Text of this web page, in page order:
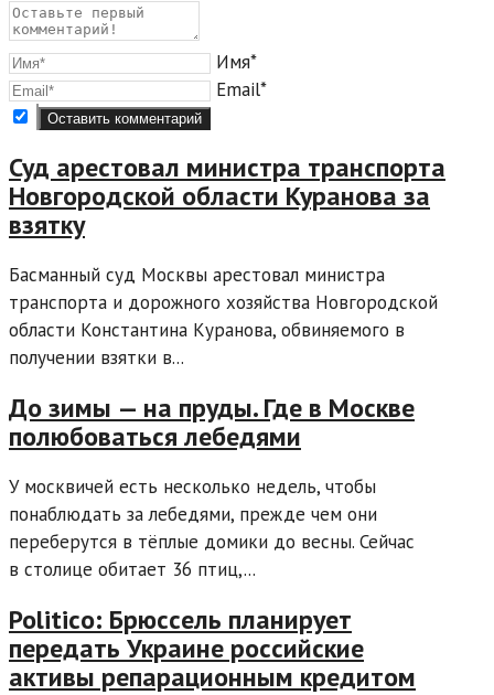
Имя*
Email*
Суд арестовал министра транспорта
Новгородской области Куранова за
взятку
Басманный суд Москвы арестовал министра
транспорта и дорожного хозяйства Новгородской
области Константина Куранова, обвиняемого в
получении взятки в...
До зимы — на пруды. Где в Москве
полюбоваться лебедями
У москвичей есть несколько недель, чтобы
понаблюдать за лебедями, прежде чем они
переберутся в тёплые домики до весны. Сейчас
в столице обитает 36 птиц,...
Politico: Брюссель планирует
передать Украине российские
активы репарационным кредитом